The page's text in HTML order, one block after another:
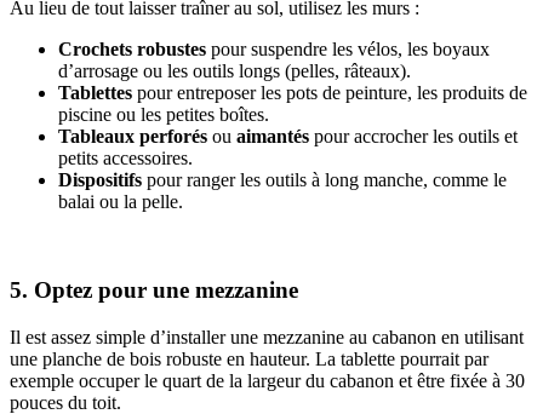
Au lieu de tout laisser traîner au sol, utilisez les murs :
Crochets robustes pour suspendre les vélos, les boyaux
d’arrosage ou les outils longs (pelles, râteaux).
Tablettes pour entreposer les pots de peinture, les produits de
piscine ou les petites boîtes.
Tableaux perforés ou aimantés pour accrocher les outils et
petits accessoires.
Dispositifs pour ranger les outils à long manche, comme le
balai ou la pelle.
5. Optez pour une mezzanine
Il est assez simple d’installer une mezzanine au cabanon en utilisant
une planche de bois robuste en hauteur. La tablette pourrait par
exemple occuper le quart de la largeur du cabanon et être fixée à 30
pouces du toit.